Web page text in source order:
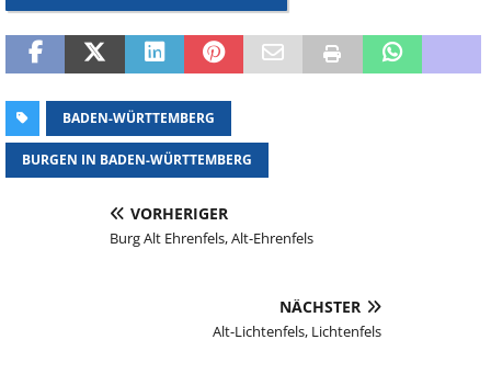
BADEN-WÜRTTEMBERG
BURGEN IN BADEN-WÜRTTEMBERG
VORHERIGER
Burg Alt Ehrenfels, Alt-Ehrenfels
NÄCHSTER
Alt-Lichtenfels, Lichtenfels